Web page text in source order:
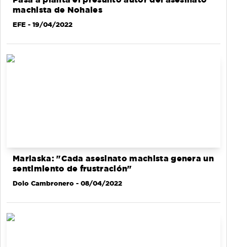
machista de Nohales
EFE - 19/04/2022
Marlaska: "Cada asesinato machista genera un
sentimiento de frustración"
Dolo Cambronero - 08/04/2022